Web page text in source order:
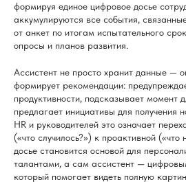
формируя единое цифровое досье
аккумулируются все события,
от анкет по итогам испытательного
опросы и планов развития.
Ассистент не просто хранит данные —
формирует рекомендации:
продуктивности, подсказывает момент
предлагает инициативы для получения
HR и руководителей это означает
(«что случилось?») к проактивной («что
досье становится основой для
талантами, а сам ассистент —
который помогает видеть полную